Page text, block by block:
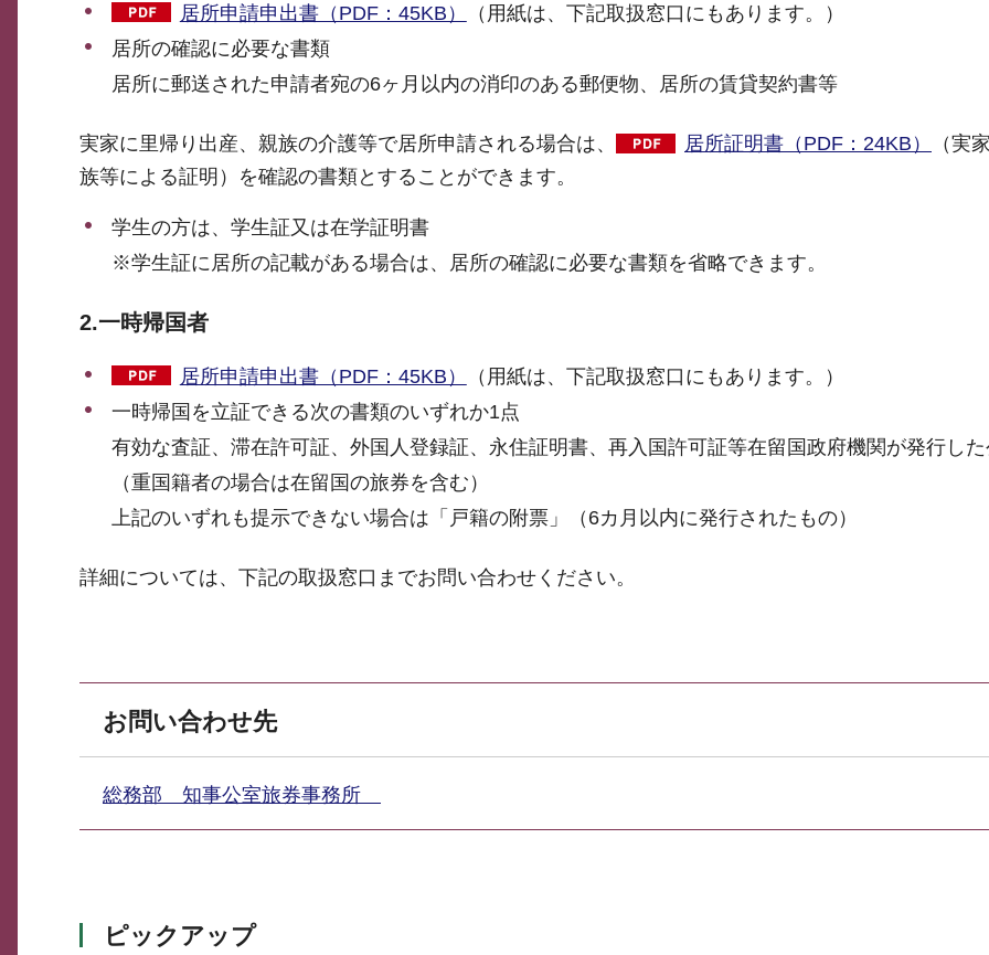
居所申請申出書（PDF：45KB）
（用紙は、下記取扱窓口にもあります。）
居所の確認に必要な書類
居所に郵送された申請者宛の6ヶ月以内の消印のある郵便物、居所の賃貸契約書等
実家に里帰り出産、親族の介護等で居所申請される場合は、 居所証明書（PDF：24KB）
（実
族等による証明）を確認の書類とすることができます。
学生の方は、学生証又は在学証明書
※学生証に居所の記載がある場合は、居所の確認に必要な書類を省略できます。
2.一時帰国者
居所申請申出書（PDF：45KB）
（用紙は、下記取扱窓口にもあります。）
一時帰国を立証できる次の書類のいずれか1点
有効な査証、滞在許可証、外国人登録証、永住証明書、再入国許可証等在留国政府機関が発行し
（重国籍者の場合は在留国の旅券を含む）
上記のいずれも提示できない場合は「戸籍の附票」（6カ月以内に発行されたもの）
詳細については、下記の取扱窓口までお問い合わせください。
お問い合わせ先
総務部 知事公室旅券事務所
ピックアップ